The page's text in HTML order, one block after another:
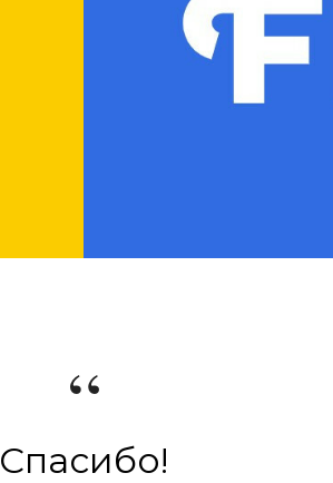
“
Спасибо!